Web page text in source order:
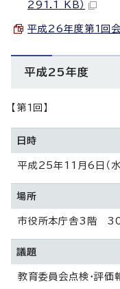
291.1 KB）
平成26年度第1回
平成25年度
【第1回】
日時
平成25年11月6日（
場所
市役所本庁舎3階
議題
教育委員会点検・評価